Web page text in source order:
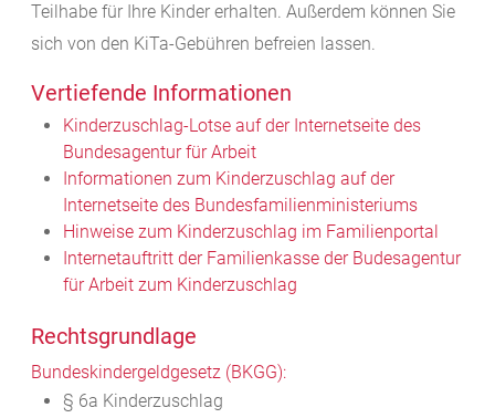
Teilhabe für Ihre Kinder erhalten. Außerdem können Sie
sich von den KiTa-Gebühren befreien lassen.
Vertiefende Informationen
Kinderzuschlag-Lotse auf der Internetseite des
Bundesagentur für Arbeit
Informationen zum Kinderzuschlag auf der
Internetseite des Bundesfamilienministeriums
Hinweise zum Kinderzuschlag im Familienportal
Internetauftritt der Familienkasse der Budesagentur
für Arbeit zum Kinderzuschlag
Rechtsgrundlage
Bundeskindergeldgesetz (BKGG):
§ 6a Kinderzuschlag